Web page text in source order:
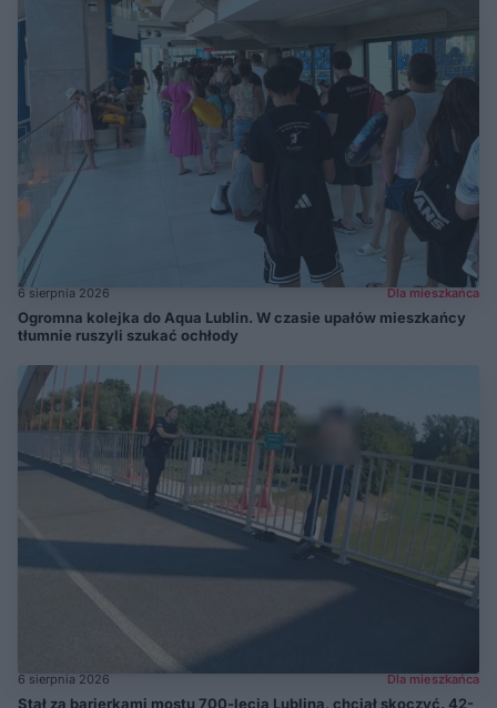
6 sierpnia 2026 Dla mieszkańca
Ogromna kolejka do Aqua Lublin. W czasie upałów mieszkańcy
tłumnie ruszyli szukać ochłody
6 sierpnia 2026 Dla mieszkańca
Stał za barierkami mostu 700-lecia Lublina, chciał skoczyć. 42-